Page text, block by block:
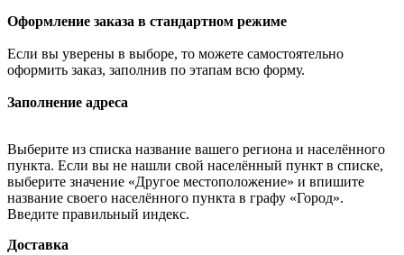
Оформление заказа в стандартном режиме
Если вы уверены в выборе, то можете самостоятельно
оформить заказ, заполнив по этапам всю форму.
Заполнение адреса
Выберите из списка название вашего региона и населённого
пункта. Если вы не нашли свой населённый пункт в списке,
выберите значение «Другое местоположение» и впишите
название своего населённого пункта в графу «Город».
Введите правильный индекс.
Доставка